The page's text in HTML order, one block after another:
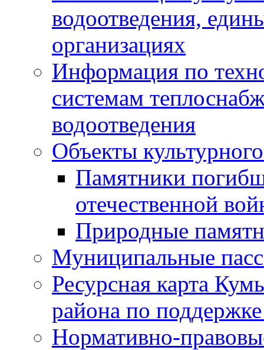
водоотведения,
организациях
Информация по
системам
водоотведения
Объекты
Памятники
отечественной
Природные
Муниципальные
Ресурсная карта
района по
Нормативно-